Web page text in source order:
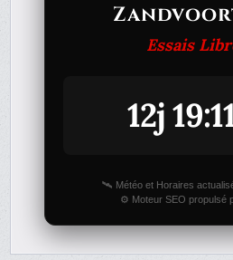
Essais
12j
🛰️ Météo et Horaires
⚙️ Moteur SEO propulsé